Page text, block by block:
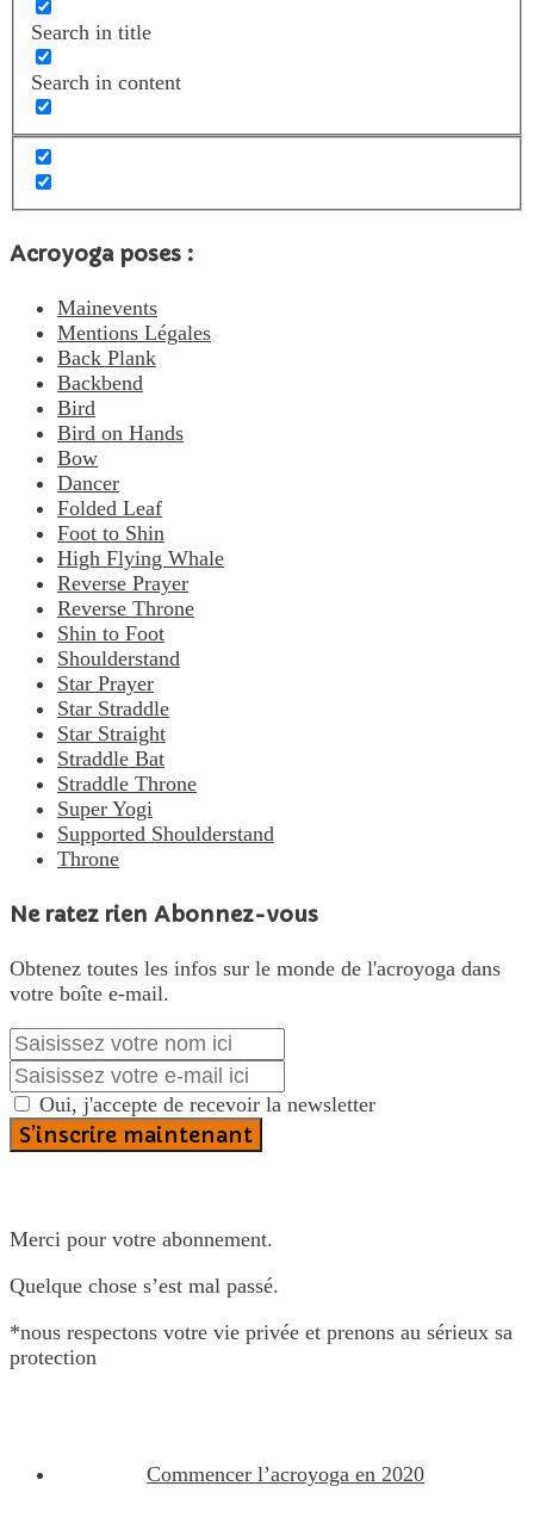
Search in title
Search in content
Acroyoga poses :
Mainevents
Mentions Légales
Back Plank
Backbend
Bird
Bird on Hands
Bow
Dancer
Folded Leaf
Foot to Shin
High Flying Whale
Reverse Prayer
Reverse Throne
Shin to Foot
Shoulderstand
Star Prayer
Star Straddle
Star Straight
Straddle Bat
Straddle Throne
Super Yogi
Supported Shoulderstand
Throne
Ne ratez rien Abonnez-vous
Obtenez toutes les infos sur le monde de l'acroyoga dans
votre boîte e-mail.
Oui, j'accepte de recevoir la newsletter
Merci pour votre abonnement.
Quelque chose s’est mal passé.
*nous respectons votre vie privée et prenons au sérieux sa
protection
Commencer l’acroyoga en 2020